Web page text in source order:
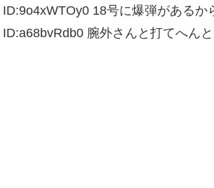
18号に爆弾があるか
腕外さんと打てへん